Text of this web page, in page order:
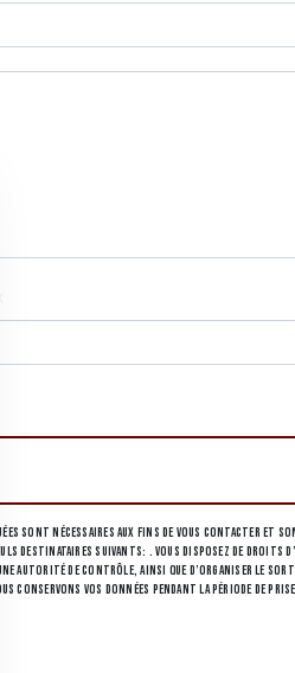
sont nécessaires aux fins de vous contacter et
destinataires suivants: . Vous disposez de
autorité de contrôle, ainsi que d’organiser le
conservons vos données pendant la période